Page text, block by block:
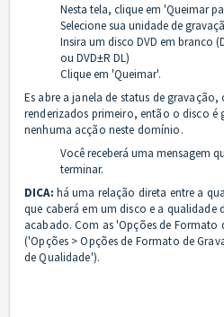
Nesta tela, clique em 'Queimar
Selecione sua unidade de
Insira um disco DVD em branco
ou DVD±R DL)
Clique em 'Queimar'.
Es abre a janela de status de gravação,
renderizados primeiro, então o disco é
nenhuma acção neste domínio.
Você receberá uma mensagem
terminar.
DICA: há uma relação direta entre a
que caberá em um disco e a qualidade
acabado. Com as 'Opções de Formato
('Opções > Opções de Formato de
de Qualidade').